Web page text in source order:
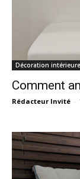
Décoration intérieure
Comment
Rédacteur Invité -